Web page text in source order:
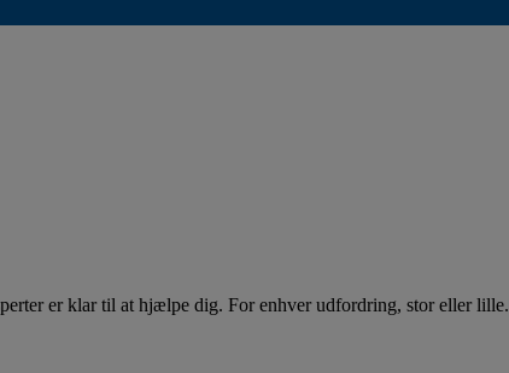
er klar til at hjælpe dig. For enhver udfordring, stor eller lille.